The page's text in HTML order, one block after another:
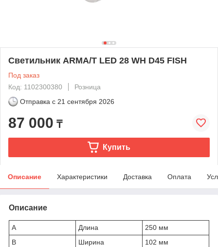
Светильник ARMA/T LED 28 WH D45 FISH
Под заказ
Код: 1102300380
Розница
Отправка с 21 сентября 2026
87 000 ₸
Купить
Описание Характеристики Доставка Оплата
Описание
A Длина
250 мм
B
Ширина
102 мм